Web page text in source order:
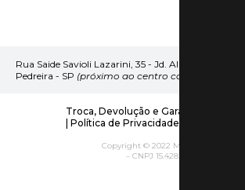
Rua Saide Savioli Lazarini, 35 - Jd. Alzira
Pedreira - SP (próximo ao centro comercial)
Troca, Devolução e Garantia
Política de Privacidade
Copyright © 2022 Metallica Acessórios
– CNPJ 15.428.935/0001-40